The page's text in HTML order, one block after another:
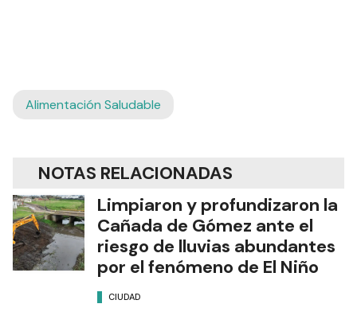
Alimentación Saludable
NOTAS RELACIONADAS
Limpiaron y profundizaron la
Cañada de Gómez ante el
riesgo de lluvias abundantes
por el fenómeno de El Niño
CIUDAD